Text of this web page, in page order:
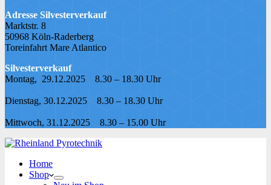
Adresse Silvesterverkauf
Marktstr. 8
50968 Köln-Raderberg
Toreinfahrt Mare Atlantico
Silvesterverkauf
Montag, 29.12.2025 8.30 – 18.30 Uhr
Dienstag, 30.12.2025 8.30 – 18.30 Uhr
Mittwoch, 31.12.2025 8.30 – 15.00 Uhr
Home
Shop